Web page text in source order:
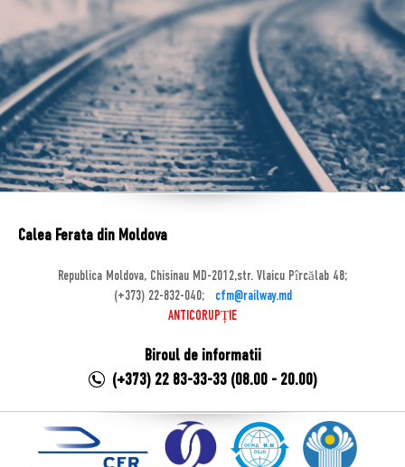
Calea Ferata din Moldova
Republica Moldova, Chisinau MD-2012,str. Vlaicu Pîrcălab 48;
(+373) 22-832-040;
cfm@railway.md
ANTICORUPȚIE
Biroul de informatii
(+373) 22 83-33-33 (08.00 - 20.00)